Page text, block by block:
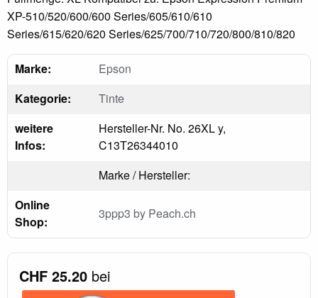
XP-510/520/600/600 Series/605/610/610
Series/615/620/620 Series/625/700/710/720/800/810/820
Marke:
Epson
Kategorie:
Tinte
weitere
Infos:
Hersteller-Nr. No. 26XL y,
C13T26344010
Marke / Hersteller:
Online
Shop:
3ppp3 by Peach.ch
CHF 25.20 bei